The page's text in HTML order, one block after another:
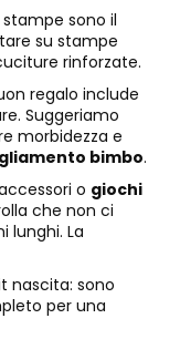
sono il
su stampe
rinforzate.
regalo include
Suggeriamo
morbidezza e
bimbo.
o giochi
che non ci
lunghi. La
nascita: sono
per una